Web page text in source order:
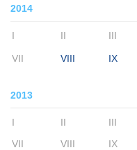
2014
I II III
VII VIII IX
2013
I II III
VII
VIII IX